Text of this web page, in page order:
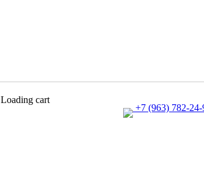
Loading cart
+7 (963) 782-24-